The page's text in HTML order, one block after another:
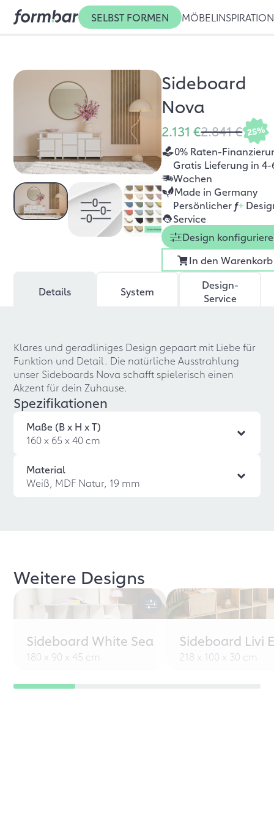
SELBST FORMEN MÖBEL INSPIRATION
Sideboard
Nova
2.131 €2.841 € 25%
0% Raten-
Gratis Lieferung in 4-
Wochen
Made in Germany
Persönlicher f+
Service
Design
In den Warenkorb
Details System
Design-
Service
Klares und geradliniges Design gepaart mit Liebe für
Funktion und Detail. Die natürliche Ausstrahlung
unser Sideboards Nova schafft spielerisch einen
Akzent für dein Zuhause.
Spezifikationen
Maße (B x H x T)
160 x 65 x 40 cm
Material
Weiß, MDF Natur, 19 mm
Weitere Designs
Sideboard White Sea
180 x 90 x 45 cm
Sideboard Livi
218 x 100 x 30 cm